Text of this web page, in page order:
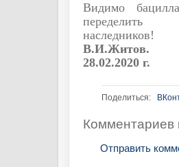
Видимо
наследников!
В.И.Житов.
28.02.2020 г.
Поделиться:
Комментариев
Отправить